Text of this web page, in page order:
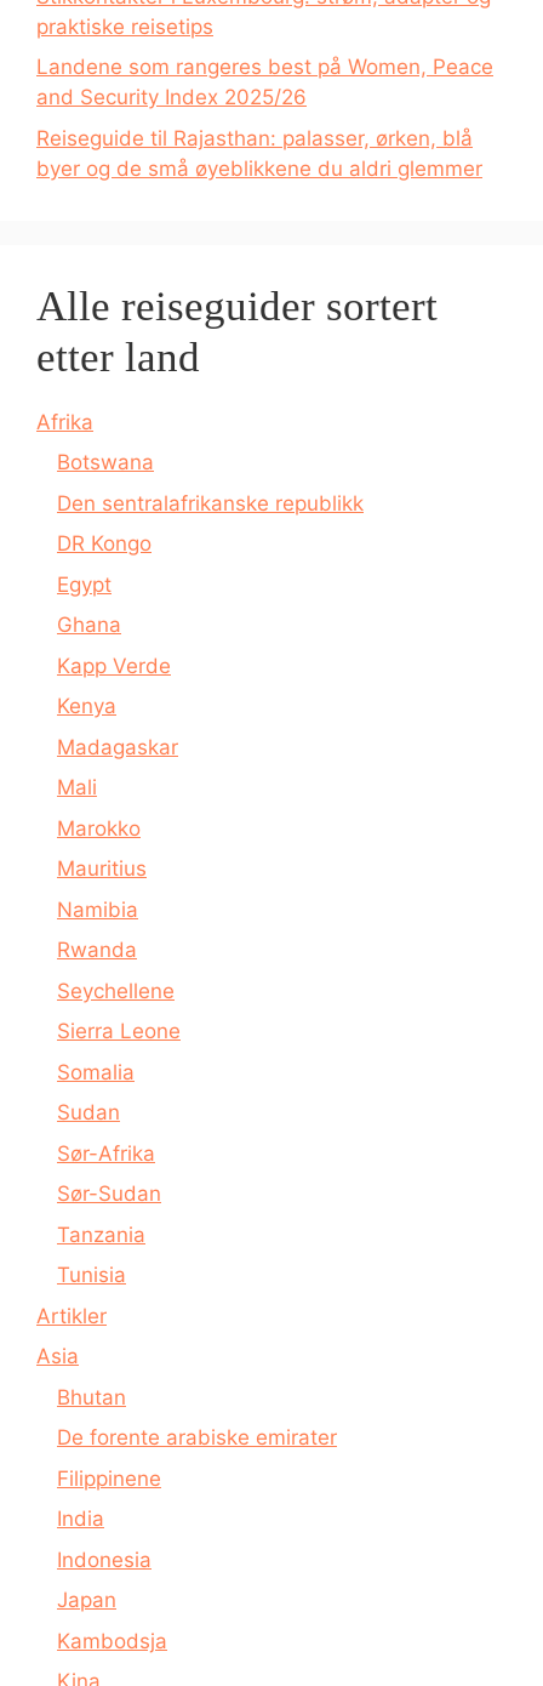
praktiske reisetips
Landene som rangeres best på Women, Peace
and Security Index 2025/26
Reiseguide til Rajasthan: palasser, ørken, blå
byer og de små øyeblikkene du aldri glemmer
Alle reiseguider sortert
etter land
Afrika
Botswana
Den sentralafrikanske republikk
DR Kongo
Egypt
Ghana
Kapp Verde
Kenya
Madagaskar
Mali
Marokko
Mauritius
Namibia
Rwanda
Seychellene
Sierra Leone
Somalia
Sudan
Sør-Afrika
Sør-Sudan
Tanzania
Tunisia
Artikler
Asia
Bhutan
De forente arabiske emirater
Filippinene
India
Indonesia
Japan
Kambodsja
Kina